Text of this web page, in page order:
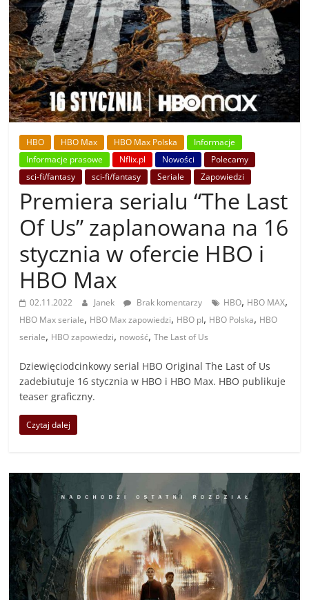
HBO HBO Max HBO Max Polska
Informacje
Informacje prasowe
Nflix.pl Nowości
Polecamy
sci-fi/fantasy
sci-fi/fantasy Seriale Zapowiedzi
Premiera serialu “The Last
Of Us” zaplanowana na 16
stycznia w ofercie HBO i
HBO Max
02.11.2022 Janek Brak komentarzy HBO, HBO MAX,
HBO Max seriale, HBO Max zapowiedzi, HBO pl, HBO Polska, HBO
seriale, HBO zapowiedzi, nowość,The Last of Us
Dziewięciodcinkowy serial HBO Original The Last of Us
zadebiutuje 16 stycznia w HBO i HBO Max. HBO publikuje
teaser graficzny.
Czytaj dalej